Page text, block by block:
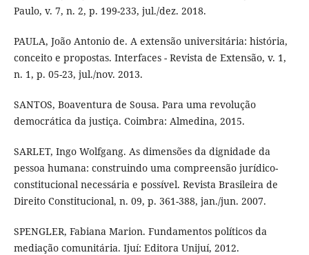
Paulo, v. 7, n. 2, p. 199-233, jul./dez. 2018.
PAULA, João Antonio de. A extensão universitária: história,
conceito e propostas. Interfaces - Revista de Extensão, v. 1,
n. 1, p. 05-23, jul./nov. 2013.
SANTOS, Boaventura de Sousa. Para uma revolução
democrática da justiça. Coimbra: Almedina, 2015.
SARLET, Ingo Wolfgang. As dimensões da dignidade da
pessoa humana: construindo uma compreensão jurídico-
constitucional necessária e possível. Revista Brasileira de
Direito Constitucional, n. 09, p. 361-388, jan./jun. 2007.
SPENGLER, Fabiana Marion. Fundamentos políticos da
mediação comunitária. Ijuí: Editora Unijuí, 2012.